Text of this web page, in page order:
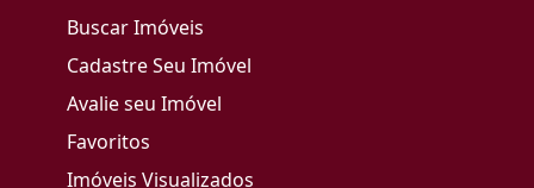
Buscar Imóveis
Cadastre Seu Imóvel
Avalie seu Imóvel
Favoritos
Imóveis Visualizados